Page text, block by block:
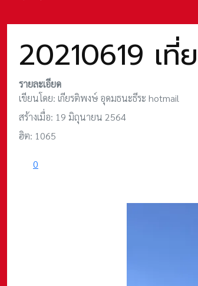
20210619 เ
รายละเอียด
เขียนโดย: เกียรติพงษ์ อุดมธนะธีระ hotmail
สร้างเมื่อ: 19 มิถุนายน 2564
ฮิต: 1065
0